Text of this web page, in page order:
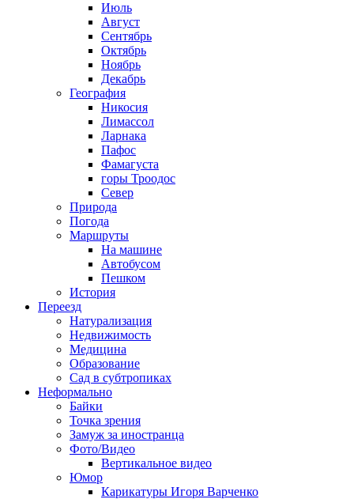
Июль
Август
Сентябрь
Октябрь
Ноябрь
Декабрь
География
Никосия
Лимассол
Ларнака
Пафос
Фамагуста
горы Троодос
Север
Природа
Погода
Маршруты
На машине
Автобусом
Пешком
История
Переезд
Натурализация
Недвижимость
Медицина
Образование
Сад в субтропиках
Неформально
Байки
Точка зрения
Замуж за иностранца
Фото/Видео
Вертикальное видео
Юмор
Карикатуры Игоря Варченко